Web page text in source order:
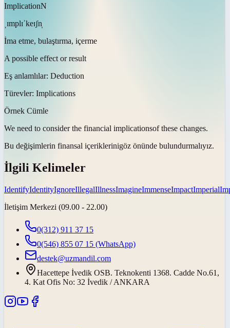
ImplicationN
ˌɪmplɪˈkeɪʃn̩
İma etme, bulaştırma, içerme
A possible effect or result
Eş anlamlılar: Deduction
Türevler: Implications
Örnek Cümle
We need to consider the financial implicationsof these changes.
Bu değişimlerin finansal içeriklerinigöz önünde bulundurmalıyız.
İlgili Kelimeler
IdentifyIdentityIgnoreIllegalIllnessImagineImmenseImpactImperial
İletişim Merkezi (09.00 - 22.00)
0(312) 911 37 15
0(546) 855 07 15 (WhatsApp)
destek@uzmandil.com
Hacettepe İvedik OSB. Teknokenti 1368. Cadde No.61,
4. Kat Ofis No: 32 İvedik / ANKARA